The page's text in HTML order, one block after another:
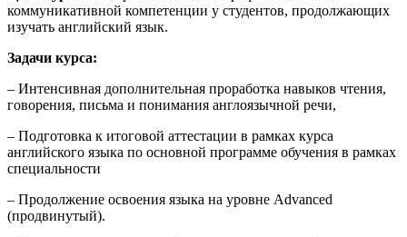
коммуникативной компетенции у студентов, продолжающих
изучать английский язык.
Задачи курса:
– Интенсивная дополнительная проработка навыков чтения,
говорения, письма и понимания англоязычной речи,
– Подготовка к итоговой аттестации в рамках курса
английского языка по основной программе обучения в рамках
специальности
– Продолжение освоения языка на уровне Advanced
(продвинутый).